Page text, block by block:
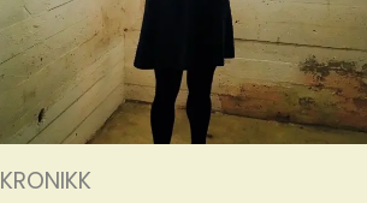
KRONIKK